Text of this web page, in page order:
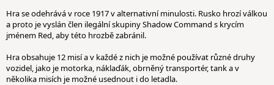
Hra se odehrává v roce 1917 v alternativní minulosti. Rusko hrozí válkou
a proto je vyslán člen ilegální skupiny Shadow Command s krycím
jménem Red, aby této hrozbě zabránil.
Hra obsahuje 12 misí a v každé z nich je možné používat různé druhy
vozidel, jako je motorka, náklaďák, obrněný transportér, tank a v
několika misích je možné usednout i do letadla.